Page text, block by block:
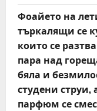
Фоайето на
търкалящи се
които се
пара над
бяла и
студени
парфюм се